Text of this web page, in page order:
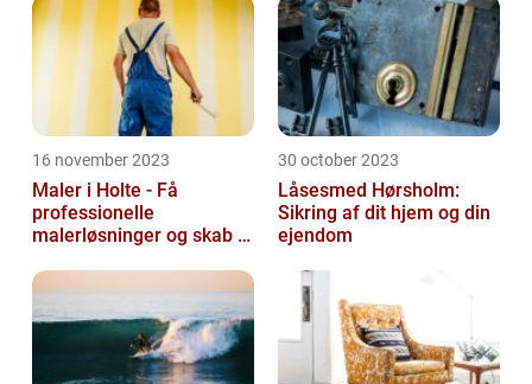
16 november 2023
Maler i Holte - Få
professionelle
malerløsninger og skab et
30 october 2023
Låsesmed Hørsholm:
Sikring af dit hjem og din
ejendom